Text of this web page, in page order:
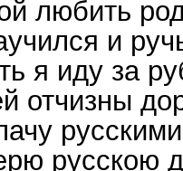
любить
и
я иду за
отчизны
русскою